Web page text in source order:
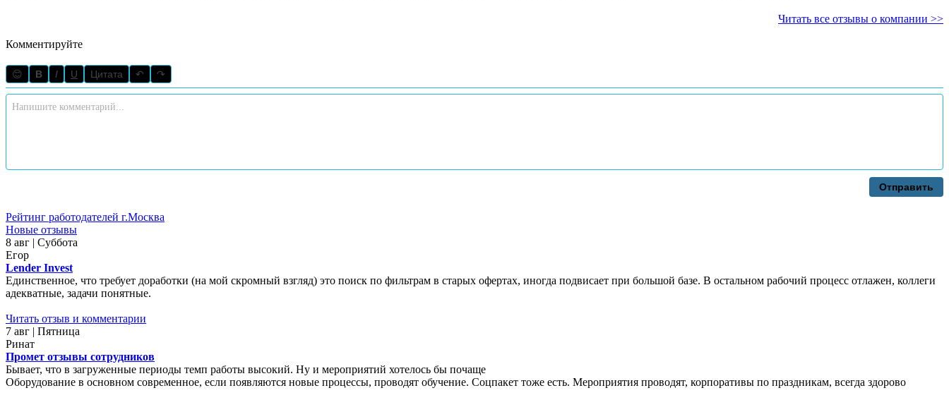
Читать все отзывы о компании >>
Комментируйте
😊 B I U Цитата ↶ ↷
Отправить
Рейтинг работодателей г.Москва
Новые отзывы
8 авг | Суббота
Егор
Lender Invest
Единственное, что требует доработки (на мой скромный взгляд) это поиск по фильтрам в старых офертах, иногда подвисает при большой базе. В остальном рабочий процесс отлажен, коллеги
адекватные, задачи понятные.
Читать отзыв и комментарии
7 авг | Пятница
Ринат
Промет отзывы сотрудников
Бывает, что в загруженные периоды темп работы высокий. Ну и мероприятий хотелось бы почаще
Оборудование в основном современное, если появляются новые процессы, проводят обучение. Соцпакет тоже есть. Мероприятия проводят, корпоративы по праздникам, всегда здорово